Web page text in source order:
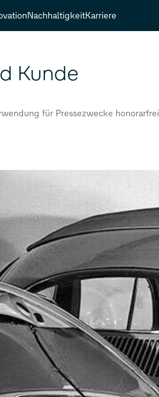
NachhaltigkeitKarriere
Kunde
für Pressezwecke honorarfrei